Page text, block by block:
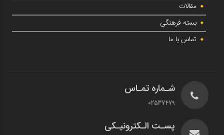
مقالات
بسته فرهنگی
تماس با ما
شـماره تمـاس
02537479
پسـت الـکترونیـکی